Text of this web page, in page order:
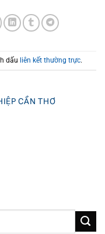
dấu liên kết thường trực.
CẦN THƠ